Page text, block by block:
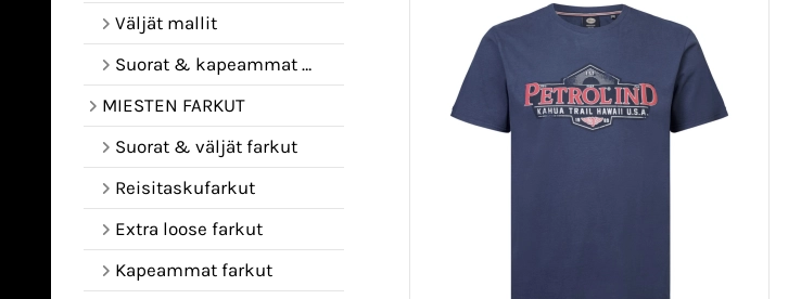
Väljät mallit
Suorat & kapeammat mallit
MIESTEN FARKUT
Suorat & väljät farkut
Reisitaskufarkut
Extra loose farkut
Kapeammat farkut